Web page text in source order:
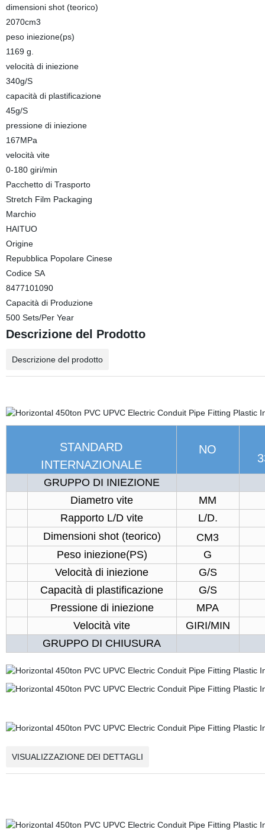
dimensioni shot (teorico)
2070cm3
peso iniezione(ps)
1169 g.
velocità di iniezione
340g/S
capacità di plastificazione
45g/S
pressione di iniezione
167MPa
velocità vite
0-180 giri/min
Pacchetto di Trasporto
Stretch Film Packaging
Marchio
HAITUO
Origine
Repubblica Popolare Cinese
Codice SA
8477101090
Capacità di Produzione
500 Sets/Per Year
Descrizione del Prodotto
Descrizione del prodotto
STANDARD
INTERNAZIONALE
NO
GRUPPO DI INIEZIONE
Diametro vite
MM
Rapporto L/D vite
L/D.
Dimensioni shot (teorico)
CM3
Peso iniezione(PS)
G
Velocità di iniezione
G/S
Capacità di plastificazione
G/S
Pressione di iniezione
MPA
Velocità vite
GIRI/MIN
GRUPPO DI CHIUSURA
VISUALIZZAZIONE DEI DETTAGLI